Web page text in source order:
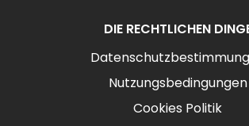
DIE RECHTLICHEN
Nutzungsbedingungen
Cookies Politik